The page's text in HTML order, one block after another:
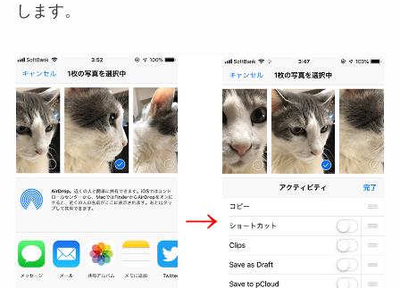
します。